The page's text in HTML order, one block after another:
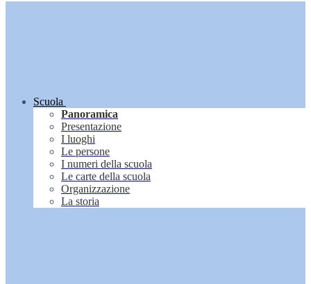
Scuola
Panoramica
Presentazione
I luoghi
Le persone
I numeri della scuola
Le carte della scuola
Organizzazione
La storia